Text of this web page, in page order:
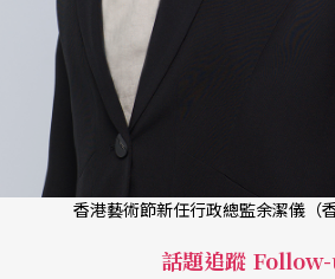
香港藝術節新任行政總監余潔儀（
話題追蹤